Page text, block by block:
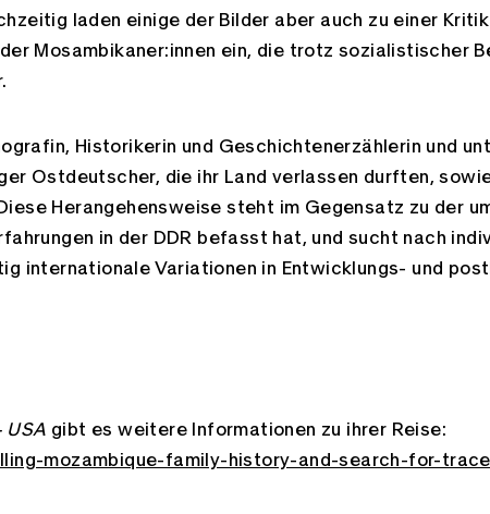
laden einige der Bilder aber auch zu einer
Mosambikaner:innen ein, die trotz sozialistischer
Historikerin und Geschichtenerzählerin und
Ostdeutscher, die ihr Land verlassen durften,
Herangehensweise steht im Gegensatz zu der
in der DDR befasst hat, und sucht nach
internationale Variationen in Entwicklungs- und
USA gibt es weitere Informationen zu ihrer Reise:
mozambique-family-history-and-search-for-